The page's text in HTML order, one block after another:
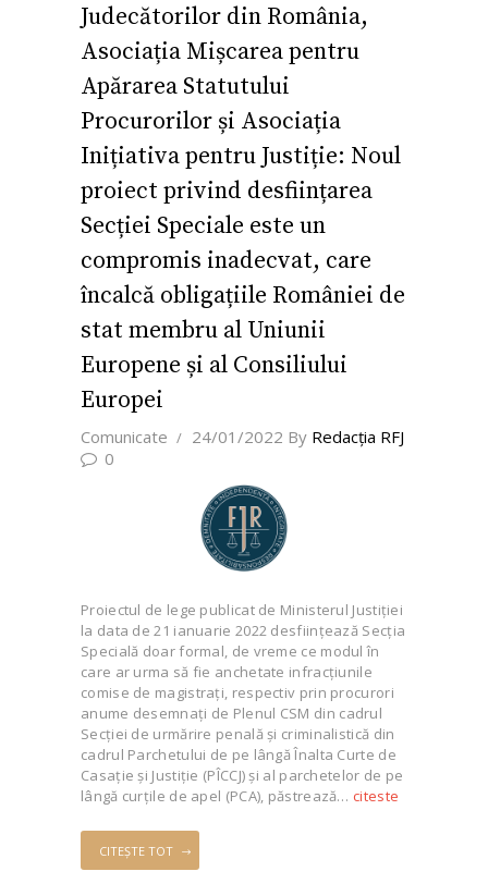
Judecătorilor din România,
Asociația Mișcarea pentru
Apărarea Statutului
Procurorilor și Asociația
Inițiativa pentru Justiție: Noul
proiect privind desființarea
Secției Speciale este un
compromis inadecvat, care
încalcă obligațiile României de
stat membru al Uniunii
Europene și al Consiliului
Europei
Comunicate 24/01/2022 By Redacţia RFJ
0
Proiectul de lege publicat de Ministerul Justiției
la data de 21 ianuarie 2022 desființează Secția
Specială doar formal, de vreme ce modul în
care ar urma să fie anchetate infracțiunile
comise de magistrați, respectiv prin procurori
anume desemnați de Plenul CSM din cadrul
Secției de urmărire penală și criminalistică din
cadrul Parchetului de pe lângă Înalta Curte de
Casație și Justiție (PÎCCJ) și al parchetelor de pe
lângă curțile de apel (PCA), păstrează… citeste
CITEȘTE TOT